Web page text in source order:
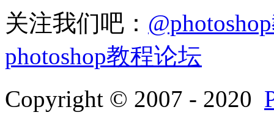
关注我们吧：
photoshop教程论坛
Copyright © 2007 - 2020